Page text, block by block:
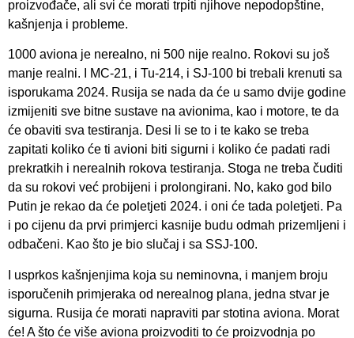
proizvođače, ali svi će morati trpiti njihove nepodopštine,
kašnjenja i probleme.
1000 aviona je nerealno, ni 500 nije realno. Rokovi su još
manje realni. I MC-21, i Tu-214, i SJ-100 bi trebali krenuti sa
isporukama 2024. Rusija se nada da će u samo dvije godine
izmijeniti sve bitne sustave na avionima, kao i motore, te da
će obaviti sva testiranja. Desi li se to i te kako se treba
zapitati koliko će ti avioni biti sigurni i koliko će padati radi
prekratkih i nerealnih rokova testiranja. Stoga ne treba čuditi
da su rokovi već probijeni i prolongirani. No, kako god bilo
Putin je rekao da će poletjeti 2024. i oni će tada poletjeti. Pa
i po cijenu da prvi primjerci kasnije budu odmah prizemljeni i
odbačeni. Kao što je bio slučaj i sa SSJ-100.
I usprkos kašnjenjima koja su neminovna, i manjem broju
isporučenih primjeraka od nerealnog plana, jedna stvar je
sigurna. Rusija će morati napraviti par stotina aviona. Morat
će! A što će više aviona proizvoditi to će proizvodnja po